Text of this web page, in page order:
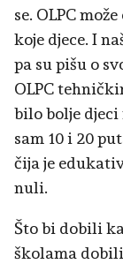
se. OLPC
koje djece. I
pa su pišu o
OLPC
bilo bolje
sam 10 i 20
čija je
nuli.
Što bi dobili
školama